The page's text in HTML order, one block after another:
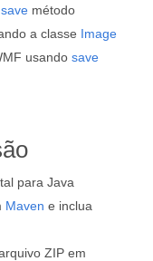
save método
a classe Image
usando save
para Java
Maven e inclua
ZIP em